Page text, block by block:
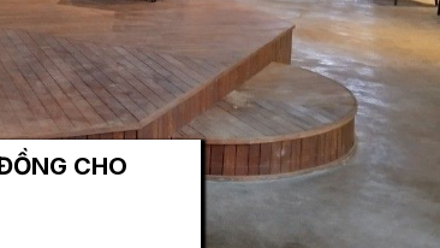
tại Thái Nguyên - Long